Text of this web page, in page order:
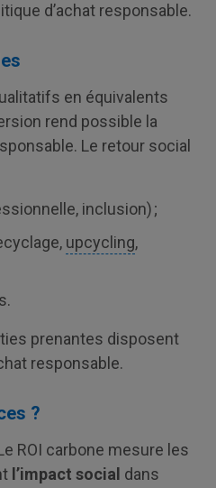
d’achat responsable.
en équivalents
rend possible la
Le retour social
inclusion) ;
upcycling,
prenantes disposent
responsable.
?
ROI carbone mesure les
l’impact social dans